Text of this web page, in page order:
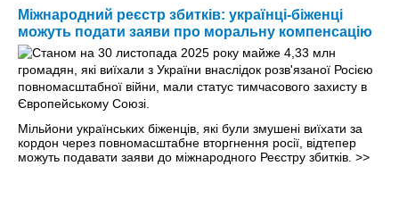
Міжнародний реєстр збитків: українці-біженці
можуть подати заяви про моральну компенсацію
Мільйони українських біженців, які були змушені виїхати за
кордон через повномасштабне вторгнення росії, відтепер
можуть подавати заяви до міжнародного Реєстру збитків. >>